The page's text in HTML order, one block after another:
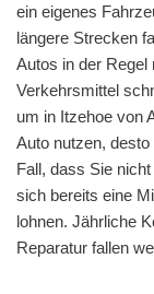
ein eigenes
längere Strecken
Autos in der Regel
Verkehrsmittel
um in Itzehoe von
Auto nutzen,
Fall, dass Sie
sich bereits eine
lohnen. Jährliche
Reparatur fallen